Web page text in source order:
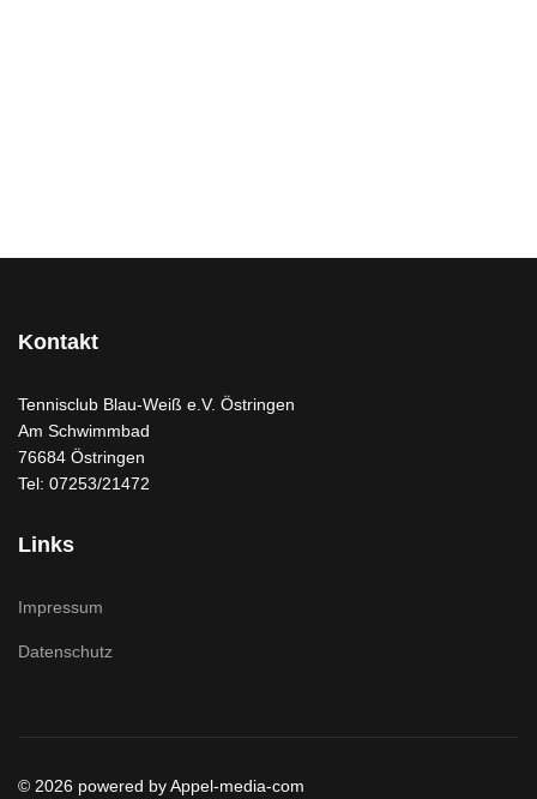
Kontakt
Tennisclub Blau-Weiß e.V. Östringen
Am Schwimmbad
76684 Östringen
Tel: 07253/21472
Links
Impressum
Datenschutz
© 2026 powered by Appel-media-com